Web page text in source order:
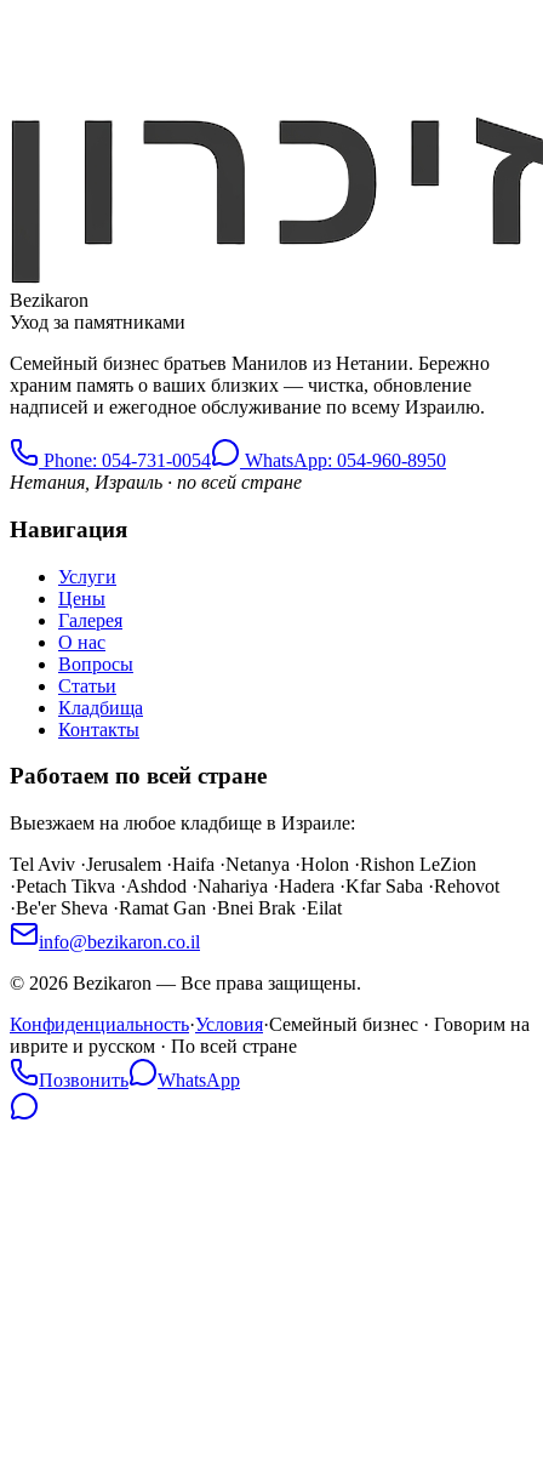
Bezikaron
Уход за памятниками
Семейный бизнес братьев Манилов из Нетании. Бережно
храним память о ваших близких — чистка, обновление
надписей и ежегодное обслуживание по всему Израилю.
Phone: 054-731-0054
WhatsApp: 054-960-8950
Нетания, Израиль · по всей стране
Навигация
Услуги
Цены
Галерея
О нас
Вопросы
Статьи
Кладбища
Контакты
Работаем по всей стране
Выезжаем на любое кладбище в Израиле:
Tel Aviv ·Jerusalem ·Haifa ·Netanya ·Holon ·Rishon LeZion
·Petach Tikva ·Ashdod ·Nahariya ·Hadera ·Kfar Saba ·Rehovot
·Be'er Sheva ·Ramat Gan ·Bnei Brak ·Eilat
info@bezikaron.co.il
© 2026 Bezikaron — Все права защищены.
Конфиденциальность·Условия·Семейный бизнес · Говорим на
иврите и русском · По всей стране
Позвонить
WhatsApp